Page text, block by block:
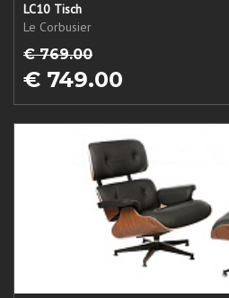
LC10 Tisch
Le Corbusier
€ 769.00
€ 749.00